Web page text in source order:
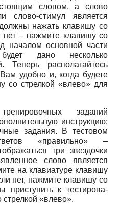
словом, а слово
слово-стимул является
нажать клавишу со
нет – нажмите клавишу со
началом основной части
дано несколько
Теперь располагайтесь
удобно и, ког­да будете
со стрелкой «влево» для
заданий
инструкцию:
задания. В тестовом
«правильно» –
три звездочки
слово является
на клавиатуре клавишу
нет, нажмите клавишу со
приступить к тестирова­
«влево».